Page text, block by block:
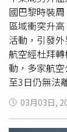
錄」（網址
1.html 或
況，可撥駐
由國內親友
國巴黎時裝
區域衝突升
活動，引發
航空經杜拜
動，多家航
至3日仍無法
稱因「不可抗
周，並強調
請外界勿過
03月03日,